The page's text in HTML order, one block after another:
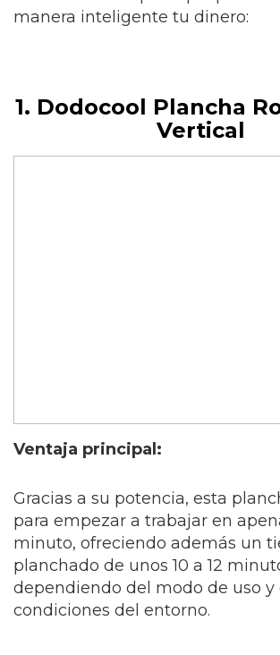
manera inteligente tu dinero:
1. Dodocool Plancha
Vertical
Ventaja principal:
Gracias a su potencia, esta
para empezar a trabajar en
minuto, ofreciendo además un
planchado de unos 10 a 12
dependiendo del modo de uso y
condiciones del entorno.